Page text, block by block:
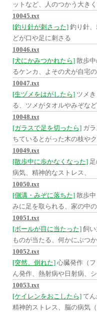
ットなど、人のつかう大き
10045.txt
[釣り針が刺さった] 釣り針
どが口や足に刺さる
10046.txt
[犬にかみつかれたら] 散歩
るケンカ、よその犬が自宅
10047.txt
[生ヅメをはがしたら] ツメ
る、ツメがタオルやみぞな
10048.txt
[ガラスで足を切ったら] ガ
ちているとがった木の枝や
10049.txt
[散歩中に歩かなくなった]
病気、精神的なストレス、
10050.txt
[側溝・みぞに落ちた] 散歩
みに足を取られる、家の中
10051.txt
[ボールが目に当たった] 飼
ものが当たる、何かにぶつか
10052.txt
[突然、倒れた] 心臓発作（
ん発作、熱射病や日射病、シ
10053.txt
[ケイレンをおこしたら] てん
精神的ストレス、脳の病気